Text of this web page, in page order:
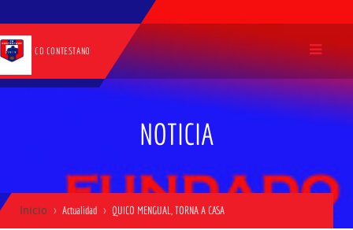
CD CONTESTANO
NOTICIA
Inicio Actualidad QUICO MENGUAL, TORNA A CASA